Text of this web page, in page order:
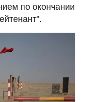
по окончании